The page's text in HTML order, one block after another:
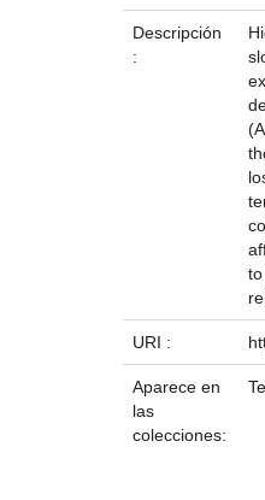
Descripción
:
URI :
Aparece en
las
colecciones: